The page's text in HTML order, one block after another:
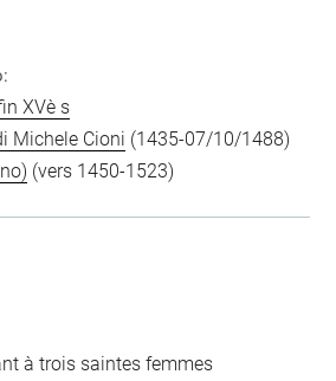
XVè s
Michele Cioni (1435-07/10/1488)
(vers 1450-1523)
à trois saintes femmes